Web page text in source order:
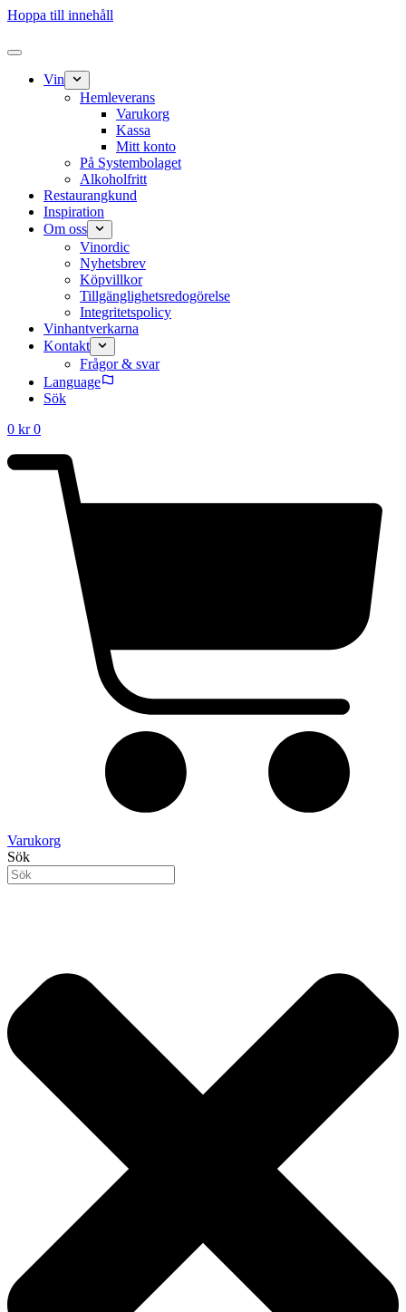
Hoppa till innehåll
Vin
Hemleverans
Varukorg
Kassa
Mitt konto
På Systembolaget
Alkoholfritt
Restaurangkund
Inspiration
Om oss
Vinordic
Nyhetsbrev
Köpvillkor
Tillgänglighetsredogörelse
Integritetspolicy
Vinhantverkarna
Kontakt
Frågor & svar
Language
Sök
0 kr 0
Varukorg
Sök